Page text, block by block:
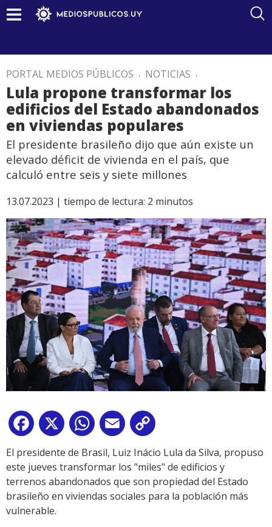
PORTAL MEDIOS PÚBLICOS . NOTICIAS .
Lula propone transformar los
edificios del Estado abandonados
en viviendas populares
El presidente brasileño dijo que aún existe un
elevado déficit de vivienda en el país, que
calculó entre seis y siete millones
13.07.2023 | tiempo de lectura: 2 minutos
Facebook
X WhatsApp
Email
Link
El presidente de Brasil, Luiz Inácio Lula da Silva, propuso
este jueves transformar los "miles" de edificios y
terrenos abandonados que son propiedad del Estado
brasileño en viviendas sociales para la población más
vulnerable.